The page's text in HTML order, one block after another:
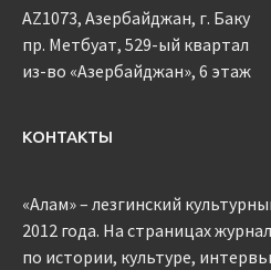
AZ1073, Азербайджан, г. Баку
пр. Метбуат, 529-ый квартал
из-во «Азербайджан», 6 этаж
КОНТАКТЫ
«Алам» – лезгинский
2012 года. На страницах
по истории, культуре,